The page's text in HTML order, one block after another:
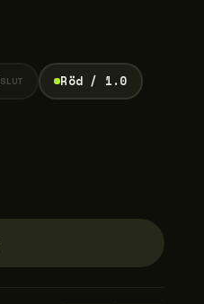
SLUT Röd / 1.0